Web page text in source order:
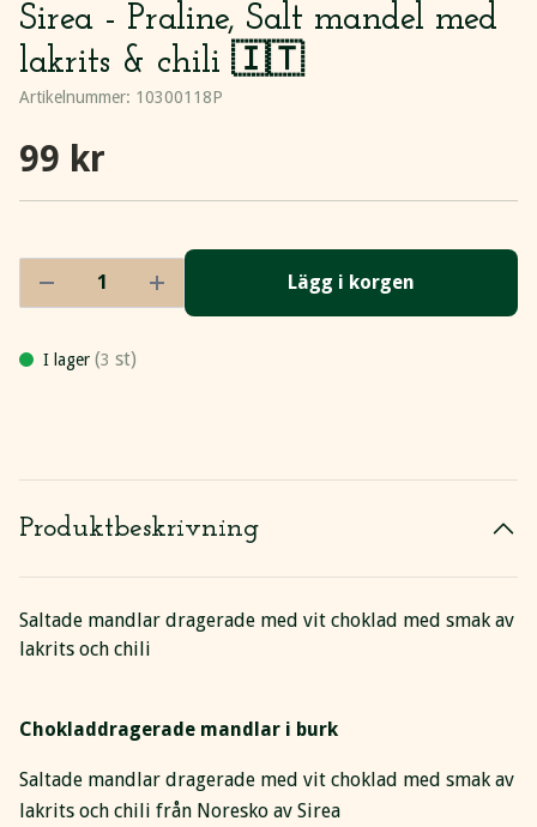
Sirea - Praline, Salt mandel med
lakrits & chili 🇮🇹
Artikelnummer: 10300118P
99 kr
Lägg i korgen
I lager (3 st)
Produktbeskrivning
Saltade mandlar dragerade med vit choklad med smak av
lakrits och chili
Chokladdragerade mandlar i burk
Saltade mandlar dragerade med vit choklad med smak av
lakrits och chili från Noresko av Sirea